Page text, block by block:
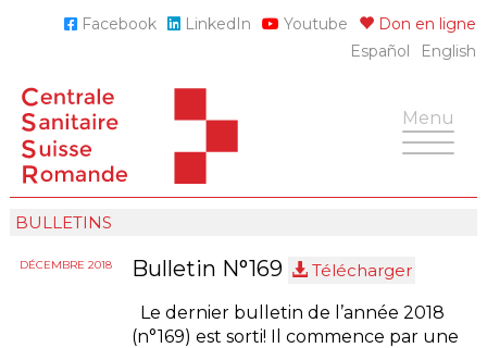
Don en ligne
Youtube
LinkedIn
Facebook
English
Español
Toggle
Menu
BULLETINS
DÉCEMBRE 2018 Bulletin N°169 Télécharger
Le dernier bulletin de l’année 2018
(n°169) est sorti! Il commence par une